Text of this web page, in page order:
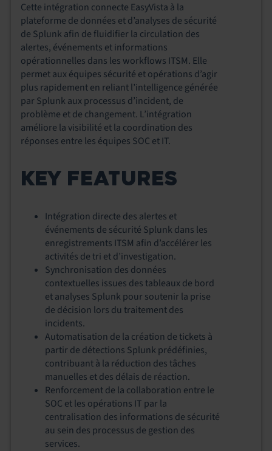
Cette intégration connecte EasyVista à la
plateforme de données et d’analyses de sécurité
de Splunk afin de fluidifier la circulation des
alertes, événements et informations
opérationnelles dans les workflows ITSM. Elle
permet aux équipes sécurité et opérations d’agir
plus rapidement en reliant l’intelligence générée
par Splunk aux processus d’incident, de
problème et de changement. L’intégration
améliore la visibilité et la coordination des
réponses entre les équipes SOC et IT.
KEY FEATURES
Intégration directe des alertes et
événements de sécurité Splunk dans les
enregistrements ITSM afin d’accélérer les
activités de tri et d’investigation.
Synchronisation des données
contextuelles issues des tableaux de bord
et analyses Splunk pour soutenir la prise
de décision lors du traitement des
incidents.
Automatisation de la création de tickets à
partir de détections Splunk prédéfinies,
contribuant à la réduction des tâches
manuelles et des délais de réaction.
Renforcement de la collaboration entre le
SOC et les opérations IT par la
centralisation des informations de sécurité
au sein des processus de gestion des
services.